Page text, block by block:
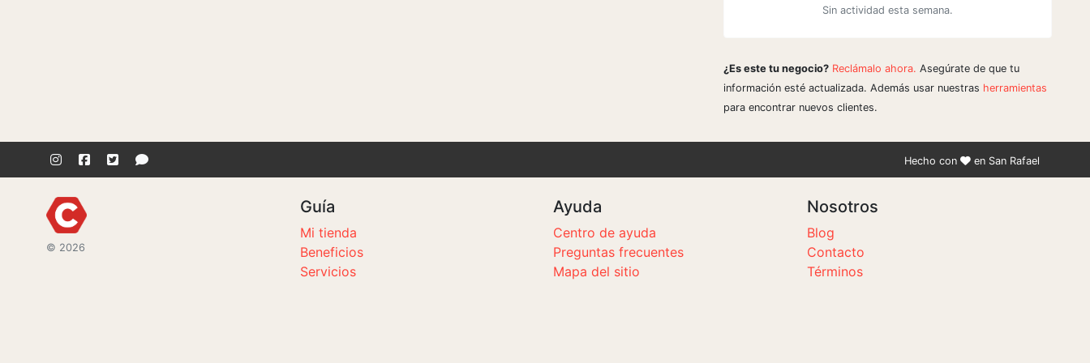
Sin actividad esta semana.
¿Es este tu negocio? Reclámalo ahora. Asegúrate de que tu
información esté actualizada. Además usar nuestras herramientas
para encontrar nuevos clientes.
Hecho con en San Rafael
© 2026
Guía
Mi tienda
Beneficios
Servicios
Ayuda
Centro de ayuda
Preguntas frecuentes
Mapa del sitio
Nosotros
Blog
Contacto
Términos